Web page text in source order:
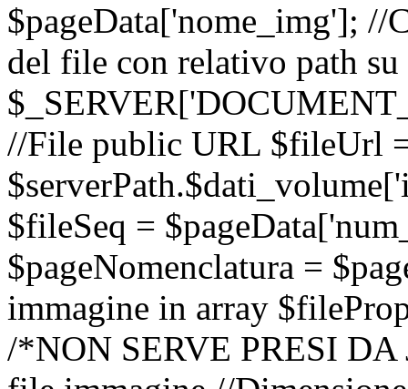
$pageData['nome_img']; //
del file con relativo path
//File public URL $fileUrl
$fileSeq =
$pageNomenclatura =
immagine in array
/*NON SERVE PRESI DA